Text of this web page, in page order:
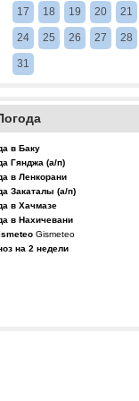
17 18 19 20 21
24 25 26 27 28
31
в Баку
Гянджа (а/п)
в Ленкорани
Закаталы (а/п)
в Хачмазе
в Нахичевани
Gismeteo
на 2 недели